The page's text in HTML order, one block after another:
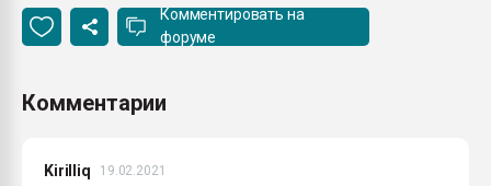
Комментировать на
форуме
Комментарии
Kirilliq
19.02.2021